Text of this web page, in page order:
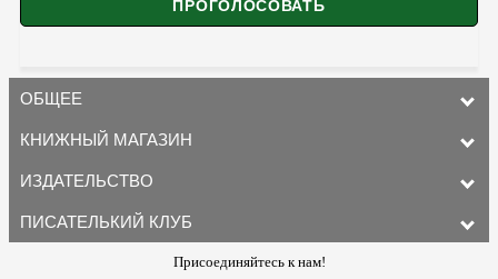
ОБЩЕЕ
КНИЖНЫЙ МАГАЗИН
ИЗДАТЕЛЬСТВО
ПИСАТЕЛЬКИЙ КЛУБ
Присоединяйтесь к нам!